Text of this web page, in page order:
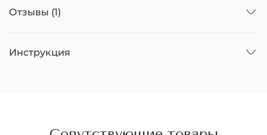
Отзывы (1)
Инструкция